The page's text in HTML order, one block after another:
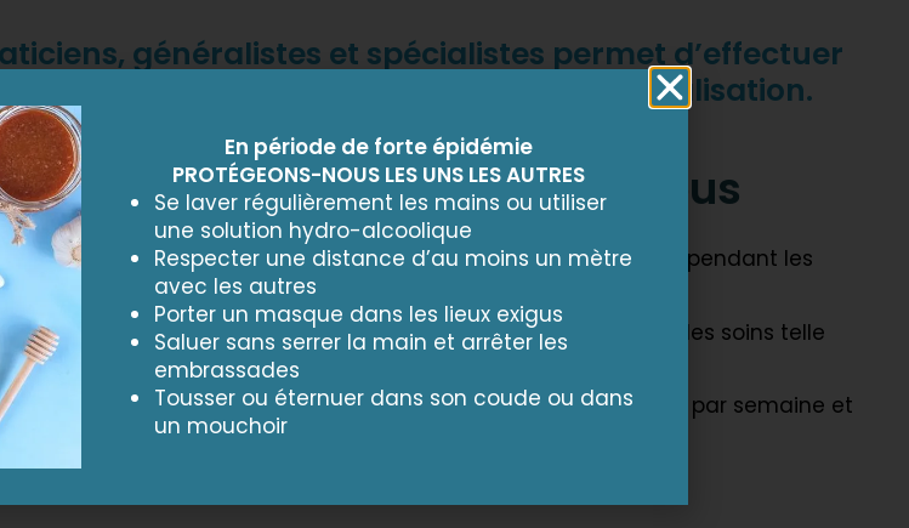
généralistes et spécialistes permet d’effectuer
façon considérable le recours à l’hospitalisation.
Un accès aux soins pour tous
Le cabinet médical est ouvert toute l’année, y compris pendant les
vacances scolaires.
Les médecins du centre participent à la permanence des soins telle
que définie par le CODAMUPS 78.
Le cabinet médical reçoit entre 4.000 et 4.500 patients par semaine et
gère plus de 200.000 appels dans l’année.
En période de forte épidémie
PROTÉGEONS-NOUS LES UNS LES AUTRES
Se laver régulièrement les mains ou utiliser
une solution hydro-alcoolique
Respecter une distance d’au moins un mètre
avec les autres
Porter un masque dans les lieux exigus
Saluer sans serrer la main et arrêter les
embrassades
Tousser ou éternuer dans son coude ou dans
un mouchoir